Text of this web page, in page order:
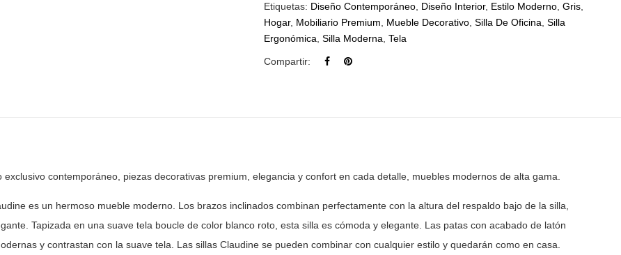
Etiquetas: Diseño Contemporáneo Diseño Interior, Estilo Moderno ,Gris
Hogar, Mobiliario Premium Mueble Decorativo ,Silla De Oficina ,Silla
Ergonómica ,Silla Moderna ,Tela
Compartir:
exclusivo contemporáneo, piezas decorativas premium, elegancia y confort en cada detalle, muebles modernos de alta gama.
es un hermoso mueble moderno. Los brazos inclinados combinan perfectamente con la altura del respaldo bajo de la silla,
Tapizada en una suave tela boucle de color blanco roto, esta silla es cómoda y elegante. Las patas con acabado de latón
y contrastan con la suave tela. Las sillas Claudine se pueden combinar con cualquier estilo y quedarán como en casa.